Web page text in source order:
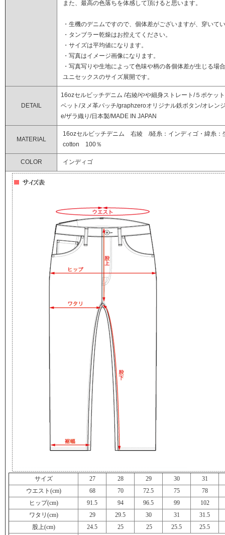
また、最高の色落ちを体感して頂けると思います。
・生機のデニムですので、個体差がございますが、穿い
・タンブラー乾燥はお控えてください。
・サイズは平均値になります。
・写真はイメージ画像になります。
・写真写りや生地によって色味や柄の各個体差が生じる場
ユニセックスのサイズ展開です。
DETAIL
16ozセルビッチデニム /右綾/やや細身ストレート/５ポケッ
ベット/ヌメ革パッチ/graphzeroオリジナル鉄ボタン/オレン
e/ザラ織り/日本製/MADE IN JAPAN
MATERIAL
16ozセルビッチデニム 右綾 /経糸：インディゴ・緯糸：
cotton 100％
COLOR インディゴ
サイズ 27 28 29 30
31
ウエスト(cm)
68 70 72.5 75
78
ヒップ(cm)
91.5 94 96.5 99
102
ワタリ(cm)
29 29.5 30 31
31.5
股上(cm)
24.5 25 25 25.5
25.5